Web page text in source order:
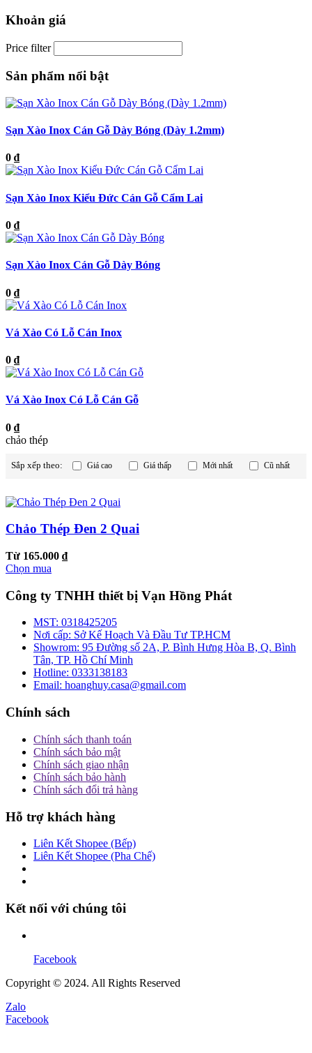
Khoản giá
Price filter
Sản phẩm nổi bật
Sạn Xào Inox Cán Gỗ Dày Bóng (Dày 1.2mm)
0 ₫
Sạn Xào Inox Kiểu Đức Cán Gỗ Cẩm Lai
0 ₫
Sạn Xào Inox Cán Gỗ Dày Bóng
0 ₫
Vá Xào Có Lỗ Cán Inox
0 ₫
Vá Xào Inox Có Lỗ Cán Gỗ
0 ₫
chảo thép
Sắp xếp theo: Giá cao Giá thấp Mới nhất Cũ nhất
Chảo Thép Đen 2 Quai
Từ 165.000 ₫
Chọn mua
Công ty TNHH thiết bị Vạn Hồng Phát
MST: 0318425205
Nơi cấp: Sở Kế Hoạch Và Đầu Tư TP.HCM
Showrom: 95 Đường số 2A, P. Bình Hưng Hòa B, Q. Bình
Tân, TP. Hồ Chí Minh
Hotline: 0333138183
Email: hoanghuy.casa@gmail.com
Chính sách
Chính sách thanh toán
Chính sách bảo mật
Chính sách giao nhận
Chính sách bảo hành
Chính sách đổi trả hàng
Hỗ trợ khách hàng
Liên Kết Shopee (Bếp)
Liên Kết Shopee (Pha Chế)
Kết nối với chúng tôi
Facebook
Copyright © 2024. All Rights Reserved
Zalo
Facebook